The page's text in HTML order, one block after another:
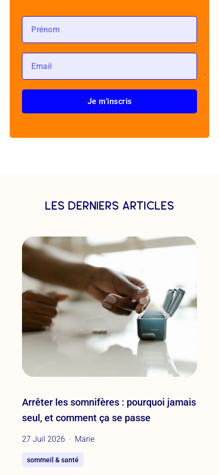
Je m'inscris
les derniers articles
Arrêter les somnifères : pourquoi jamais
seul, et comment ça se passe
27 Juil 2026 Marie
sommeil & santé